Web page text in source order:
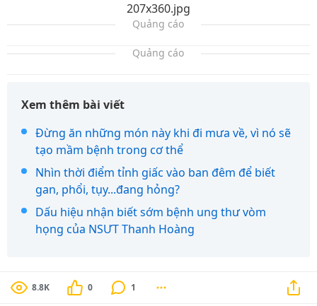
207x360.jpg
Quảng cáo
Quảng cáo
Xem thêm bài viết
Đừng ăn những món này khi đi mưa về, vì nó sẽ
tạo mầm bệnh trong cơ thể
Nhìn thời điểm tỉnh giấc vào ban đêm để biết
gan, phổi, tụy...đang hỏng?
Dấu hiệu nhận biết sớm bệnh ung thư vòm
họng của NSƯT Thanh Hoàng
8.8K 0 1